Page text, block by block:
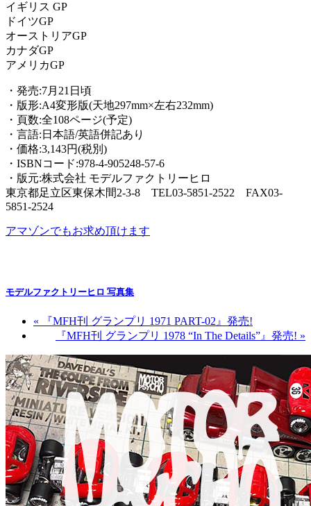
イギリス GP
ドイツGP
オーストリアGP
カナダGP
アメリカGP
・発売:7月21日頃
・版形:A4変形版(天地297mm×左右232mm)
・頁数:全108ページ(予定)
・言語:日本語/英語併記あり
・価格:3,143円(税別)
・ISBNコード:978-4-905248-57-6
・版元:株式会社 モデルファクトリーヒロ
東京都足立区東保木間2-3-8 TEL03-5851-2522 FAX03-
5851-2524
アマゾンでもお求め頂けます
モデルファクトリーヒロ 写真集
«
『MFH刊 グランプリ 1971 PART-02』発売!
『MFH刊 グランプリ 1978 “In The Details”』発売! »